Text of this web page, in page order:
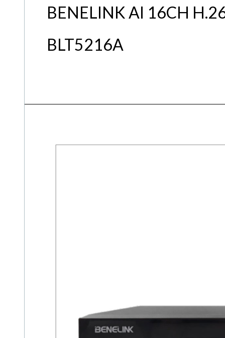
BENELINK AI 16CH
BLT5216A